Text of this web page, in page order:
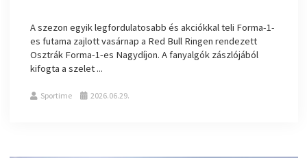
A szezon egyik legfordulatosabb és akciókkal teli Forma-1-
es futama zajlott vasárnap a Red Bull Ringen rendezett
Osztrák Forma-1-es Nagydíjon. A fanyalgók zászlójából
kifogta a szelet ...
Sportime 2026.06.29.